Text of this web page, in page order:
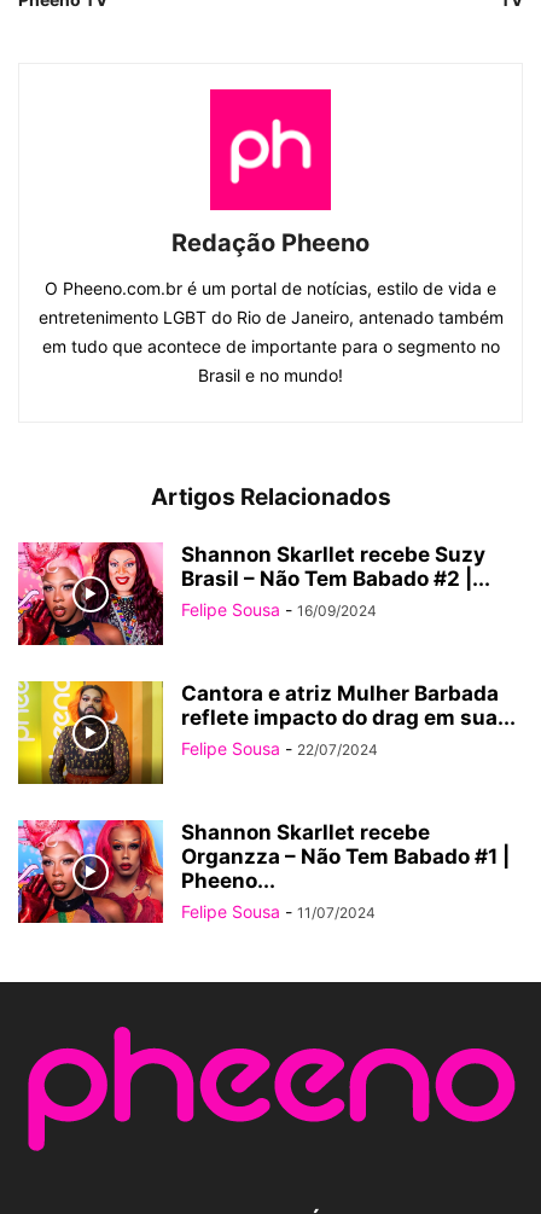
Redação Pheeno
O Pheeno.com.br é um portal de notícias, estilo de vida e
entretenimento LGBT do Rio de Janeiro, antenado também
em tudo que acontece de importante para o segmento no
Brasil e no mundo!
Artigos Relacionados
Shannon Skarllet recebe Suzy
Brasil – Não Tem Babado #2 |...
Felipe Sousa - 16/09/2024
Cantora e atriz Mulher Barbada
reflete impacto do drag em sua...
Felipe Sousa - 22/07/2024
Shannon Skarllet recebe
Organzza – Não Tem Babado #1 |
Pheeno...
Felipe Sousa - 11/07/2024